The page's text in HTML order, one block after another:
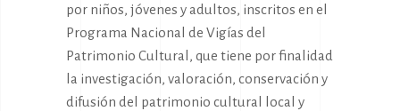
por niños, jóvenes y adultos, inscritos en el
Programa Nacional de Vigías del
Patrimonio Cultural, que tiene por finalidad
la investigación, valoración, conservación y
difusión del patrimonio cultural local y